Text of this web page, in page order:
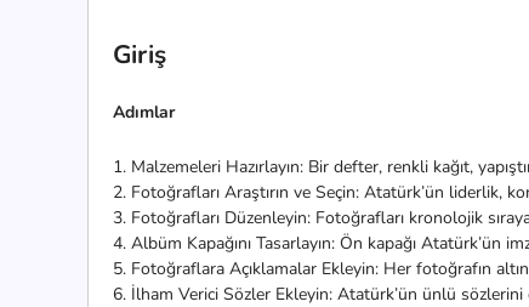
Giriş
Adımlar
1. Malzemeleri Hazırlayın: Bir defter, renkli kağıt,
2. Fotoğrafları Araştırın ve Seçin: Atatürk’ün liderlik,
3. Fotoğrafları Düzenleyin: Fotoğrafları kronolojik
4. Albüm Kapağını Tasarlayın: Ön kapağı Atatürk’ün
5. Fotoğraflara Açıklamalar Ekleyin: Her fotoğrafın
6. İlham Verici Sözler Ekleyin: Atatürk’ün ünlü